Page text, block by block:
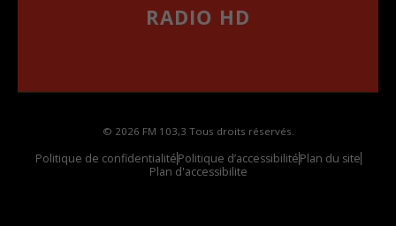
RADIO HD
© 2026 FM 103,3 Tous droits réservés.
Politique de confidentialitéPolitique d’accessibilitéPlan du site
Plan d'accessibilite